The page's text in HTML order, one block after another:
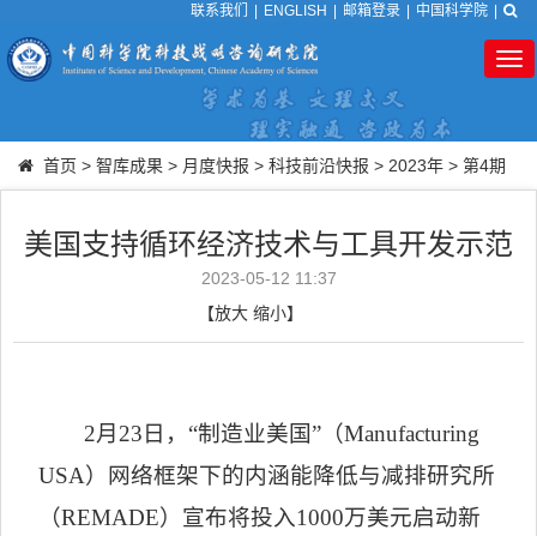
联系我们 ENGLISH 邮箱登录 中国科学院
首页 > 智库成果 > 月度快报 > 科技前沿快报 > 2023年 > 第4期
美国支持循环经济技术与工具开发示范
2023-05-12 11:37
【放大 缩小】
2月 23 日， “制造业美国” （Manufacturing
USA）
网络框架下的内涵能降低与减排研究所
（REMADE）宣布将投入1000万美元启动新